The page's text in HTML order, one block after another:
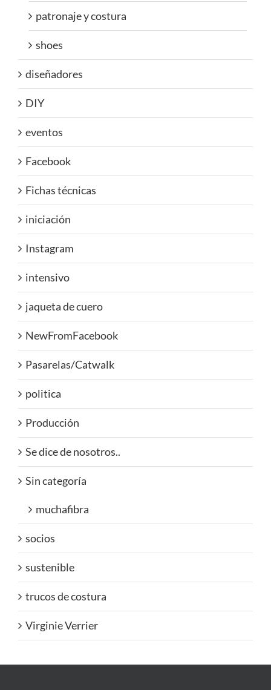
patronaje y costura
shoes
diseñadores
DIY
eventos
Facebook
Fichas técnicas
iniciación
Instagram
intensivo
jaqueta de cuero
NewFromFacebook
Pasarelas/Catwalk
politica
Producción
Se dice de nosotros..
Sin categoría
muchafibra
socios
sustenible
trucos de costura
Virginie Verrier